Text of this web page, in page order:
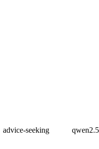
advice-seeking